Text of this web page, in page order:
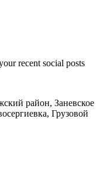
recent social posts
район, Заневское
Грузовой